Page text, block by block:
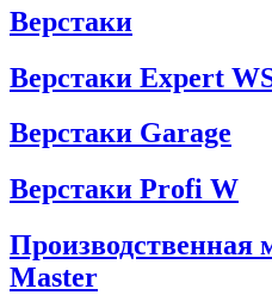
Верстаки
Верстаки Expert
Верстаки Garage
Верстаки Profi W
Производственная
Master